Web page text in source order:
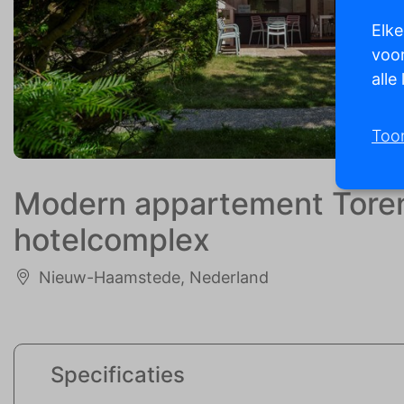
Modern appartement
hotelcomplex
Nieuw-Haamstede, Nederland
Specificaties
alle